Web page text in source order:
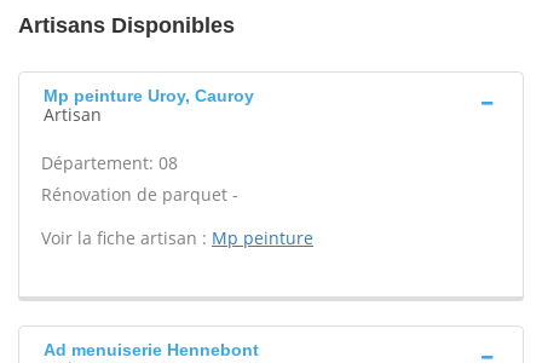
Artisans Disponibles
Mp peinture Uroy, Cauroy
Artisan
Département: 08
Rénovation de parquet -
Voir la fiche artisan : Mp peinture
Ad menuiserie Hennebont